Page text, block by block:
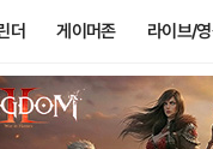
더 게이머존 라이브/